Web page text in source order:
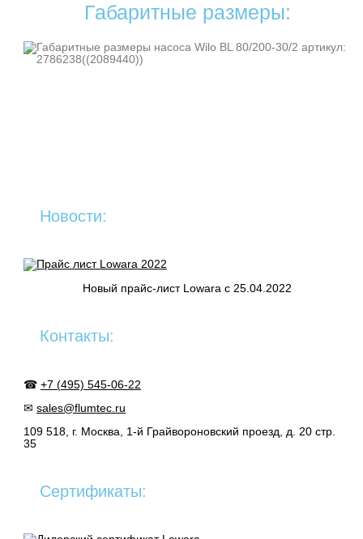
Новости:
Новый прайс-лист Lowara c 25.04.2022
Контакты:
☎+7 (495) 545-06-22
✉sales@flumtec.ru
109 518, г. Москва, 1-й Грайвороновский проезд, д. 20 стр.
35
Сертификаты:
Габаритные размеры: